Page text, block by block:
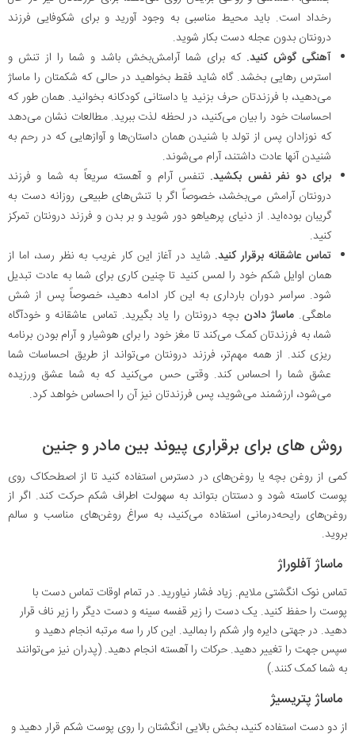
رخداد است. باید محیط مناسبی به وجود آورید و برای شکوفایی فرزند
درونتان بدون عجله دست بکار شوید.
آهنگی گوش کنید. که برای شما آرامش‌بخش باشد و شما را از تنش و
استرس رهایی بخشد. گاه شاید فقط بخواهید در حالی که شکمتان را ماساژ
می‌دهید، با فرزندتان حرف بزنید یا داستانی کودکانه بخوانید. همان طور که
احساسات خود را بیان می‌کنید، در لحظه لذت ببرید. مطالعات نشان می‌دهد
که نوزادان پس از تولد با شنیدن همان داستان‌ها و آوازهایی که در رحم به
شنیدن آنها عادت داشتند، آرام می‌شوند.
برای دو نفر نفس بکشید. تنفس آرام و آهسته سریعاً به شما و فرزند
درونتان آرامش می‌بخشد، خصوصاً اگر با تنش‌های طبیعی روزانه دست به
گریبان بوده‌اید. از دنیای پرهیاهو دور شوید و بر بدن و فرزند درونتان تمرکز
کنید.
تماس عاشقانه برقرار کنید. شاید در آغاز این کار غریب به نظر رسد، اما از
همان اوایل شکم‌ خود را لمس کنید تا چنین کاری برای شما به عادت تبدیل
شود. سراسر دوران بارداری به این کار ادامه دهید، خصوصاً پس از شش
ماهگی.ماساژ دادن بچه درونتان را یاد بگیرید. تماس عاشقانه و خودآگاه
شما، به فرزندتان کمک می‌کند تا مغز خود را برای هوشیار و آرام بودن برنامه
ریزی کند. از همه مهم‌تر، فرزند درونتان می‌تواند از طریق احساسات شما
عشق شما را احساس کند. وقتی حس می‌کنید که به شما عشق ورزیده
می‌شود، ارزشمند می‌شوید، پس فرزندتان نیز آن را احساس خواهد کرد.
روش های برای برقراری پیوند بین مادر و جنین
کمی از روغن بچه یا روغن‌های در دسترس استفاده کنید تا از اصطحکاک روی
پوست کاسته شود و دستتان بتواند به سهولت اطراف شکم حرکت کند. اگر از
روغن‌های رایحه‌درمانی استفاده می‌کنید، به سراغ روغن‌های مناسب و سالم
بروید.
ماساژ آفلوراژ
تماس نوک انگشتی ملایم. زیاد فشار نیاورید. در تمام اوقات تماس دست با
پوست را حفظ کنید. یک دست را زیر قفسه سینه و دست دیگر را زیر ناف قرار
دهید. در جهتی دایره وار شکم را بمالید. این کار را سه مرتبه انجام دهید و
سپس جهت را تغییر دهید. حرکات را آهسته انجام دهید. (پدران نیز می‌توانند
به شما کمک کنند.)
ماساژ پتریسیژ
از دو دست استفاده کنید، بخش بالایی انگشتان را روی پوست شکم قرار دهید و